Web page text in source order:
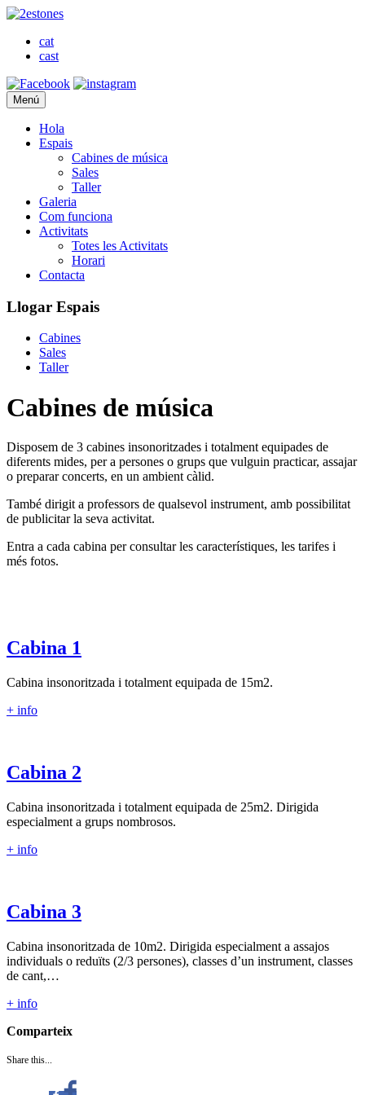
cat
cast
Menú
Hola
Espais
Cabines de música
Sales
Taller
Galeria
Com funciona
Activitats
Totes les Activitats
Horari
Contacta
Llogar Espais
Cabines
Sales
Taller
Cabines de música
Disposem de 3 cabines insonoritzades i totalment equipades de
diferents mides, per a persones o grups que vulguin practicar, assajar
o preparar concerts, en un ambient càlid.
També dirigit a professors de qualsevol instrument, amb possibilitat
de publicitar la seva activitat.
Entra a cada cabina per consultar les característiques, les tarifes i
més fotos.
Cabina 1
Cabina insonoritzada i totalment equipada de 15m2.
+ info
Cabina 2
Cabina insonoritzada i totalment equipada de 25m2. Dirigida
especialment a grups nombrosos.
+ info
Cabina 3
Cabina insonoritzada de 10m2. Dirigida especialment a assajos
individuals o reduïts (2/3 persones), classes d’un instrument, classes
de cant,…
+ info
Comparteix
Share this...